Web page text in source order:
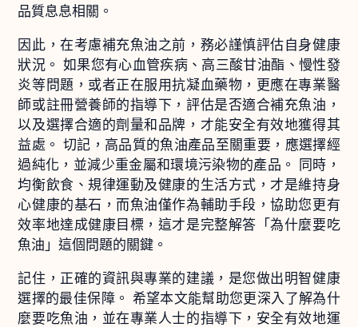
品質息息相關。
因此，在考慮補充魚油之前，務必謹慎評估自身健康
狀況。 如果您有心血管疾病、高三酸甘油酯、慢性發
炎等問題，或者正在服用抗凝血藥物，更應在專業醫
師或註冊營養師的指導下，評估是否適合補充魚油，
以及選擇合適的劑量和品牌，才能安全有效地獲得其
益處。 切記，高品質的魚油產品至關重要，應選擇經
過純化，並減少重金屬和環境污染物的產品。 同時，
均衡飲食、規律運動及健康的生活方式，才是維持身
心健康的基石，而魚油僅作為輔助手段，協助您更有
效率地達成健康目標，這才是完整解答「為什麼要吃
魚油」這個問題的關鍵。
記住，正確的資訊與專業的建議，是您做出明智健康
選擇的最佳保障。 希望本文能幫助您更深入了解為什
麼要吃魚油，並在專業人士的指導下，安全有效地運